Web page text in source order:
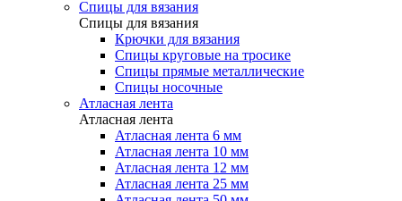
Спицы для вязания
Спицы для вязания
Крючки для вязания
Спицы круговые на тросике
Спицы прямые металлические
Спицы носочные
Атласная лента
Атласная лента
Атласная лента 6 мм
Атласная лента 10 мм
Атласная лента 12 мм
Атласная лента 25 мм